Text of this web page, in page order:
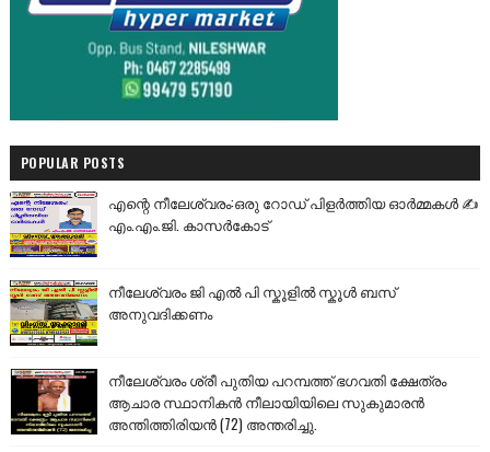
POPULAR POSTS
എന്റെ നീലേശ്വരം:ഒരു റോഡ് പിളർത്തിയ ഓർമ്മകൾ ✍️
എം.എം.ജി. കാസർകോട്
നീലേശ്വരം ജി എൽ പി സ്കൂളിൽ സ്കൂൾ ബസ്
അനുവദിക്കണം
നീലേശ്വരം ശ്രീ പുതിയ പറമ്പത്ത് ഭഗവതി ക്ഷേത്രം
ആചാര സ്ഥാനികൻ നീലായിയിലെ സുകുമാരൻ
അന്തിത്തിരിയൻ (72) അന്തരിച്ചു.